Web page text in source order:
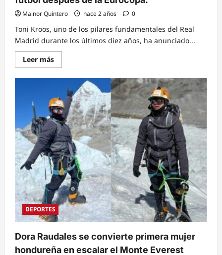
Mainor Quintero hace 2 años 0
Toni Kroos, uno de los pilares fundamentales del Real
Madrid durante los últimos diez años, ha anunciado...
Leer másRead
more
El
alemán
Toni
Kroos
confirma
su
retiro
del
fútbol
después
de
la
Eurocopa.
DEPORTES
Dora Raudales se convierte primera mujer
hondureña en escalar el Monte Everest